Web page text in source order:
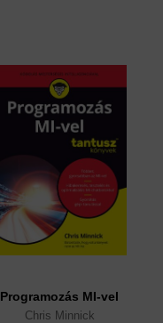
Programozás MI-vel
Chris Minnick